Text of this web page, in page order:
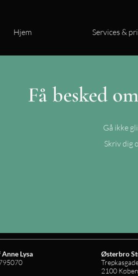
Hjem Services &
Få besked
Gå ikke
Skriv dig
Lysa
Østerbro
2100